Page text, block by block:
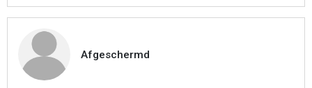
Afgeschermd